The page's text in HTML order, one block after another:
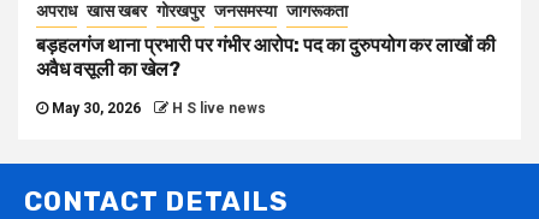
अपराध खास खबर गोरखपुर जनसमस्या जागरूकता
बड़हलगंज थाना प्रभारी पर गंभीर आरोप: पद का दुरुपयोग कर लाखों की
अवैध वसूली का खेल?
May 30, 2026 H S live news
CONTACT DETAILS